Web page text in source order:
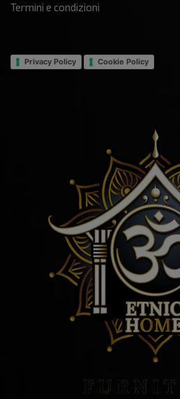
Termini e condizioni
Privacy Policy Cookie Policy